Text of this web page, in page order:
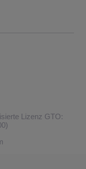
Lizenz GTO: